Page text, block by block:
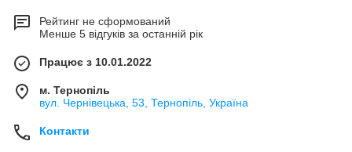
Рейтинг не сформований
Менше 5 відгуків за останній рік
Працює з 10.01.2022
м. Тернопіль
вул. Чернівецька, 53, Тернопіль, Україна
Контакти